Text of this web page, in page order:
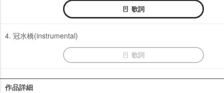
歌詞
4. 冠水橋(instrumental)
歌詞
作品詳細